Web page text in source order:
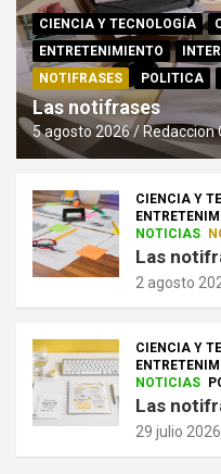
CIENCIA Y TECNOLOGÍA
ENTRETENIMIENTO
NOTIFRASES
POLITICA
Las notifrases
5 agosto 2026 Redaccion
CIENCIA Y
NOTICIAS
Las
2 agosto
CIENCIA Y
NOTICIAS
Las
29 julio 2026